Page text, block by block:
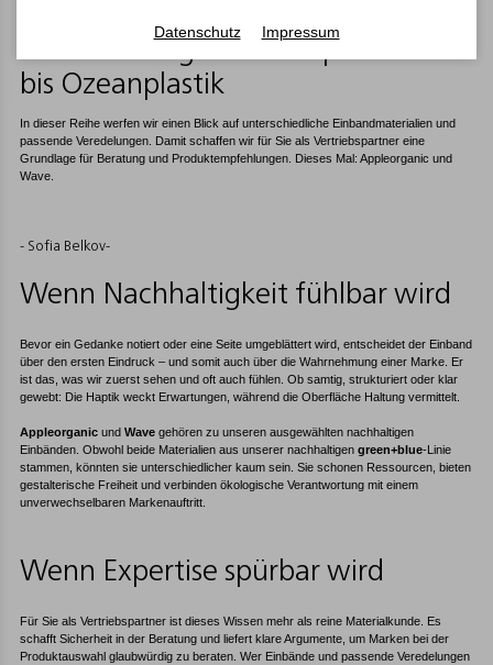
bis Ozeanplastik
In dieser Reihe werfen wir einen Blick auf unterschiedliche Einbandmaterialien und
passende Veredelungen. Damit schaffen wir für Sie als Vertriebspartner eine
Grundlage für Beratung und Produktempfehlungen. Dieses Mal: Appleorganic und
Wave.
- Sofia Belkov-
Wenn Nachhaltigkeit fühlbar wird
Bevor ein Gedanke notiert oder eine Seite umgeblättert wird, entscheidet der Einband
über den ersten Eindruck – und somit auch über die Wahrnehmung einer Marke. Er
ist das, was wir zuerst sehen und oft auch fühlen. Ob samtig, strukturiert oder klar
gewebt: Die Haptik weckt Erwartungen, während die Oberfläche Haltung vermittelt.
Appleorganic und Wave gehören zu unseren ausgewählten nachhaltigen
Einbänden. Obwohl beide Materialien aus unserer nachhaltigen green+blue-Linie
stammen, könnten sie unterschiedlicher kaum sein. Sie schonen Ressourcen, bieten
gestalterische Freiheit und verbinden ökologische Verantwortung mit einem
unverwechselbaren Markenauftritt.
Wenn Expertise spürbar wird
Für Sie als Vertriebspartner ist dieses Wissen mehr als reine Materialkunde. Es
schafft Sicherheit in der Beratung und liefert klare Argumente, um Marken bei der
Produktauswahl glaubwürdig zu beraten. Wer Einbände und passende Veredelungen
Datenschutz Impressum